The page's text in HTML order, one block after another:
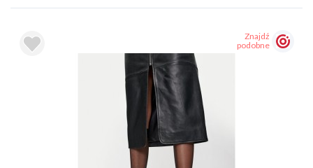
Znajdź
podobne